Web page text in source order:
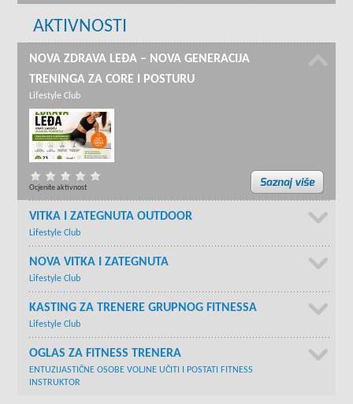
AKTIVNOSTI
NOVA ZDRAVA LEĐA – NOVA GENERACIJA
TRENINGA ZA CORE I POSTURU
Lifestyle Club
Ocjenite aktivnost
VITKA I ZATEGNUTA OUTDOOR
Lifestyle Club
NOVA VITKA I ZATEGNUTA
Lifestyle Club
KASTING ZA TRENERE GRUPNOG FITNESSA
Lifestyle Club
OGLAS ZA FITNESS TRENERA
ENTUZIJASTIČNE OSOBE VOLJNE UČITI I POSTATI FITNESS
INSTRUKTOR